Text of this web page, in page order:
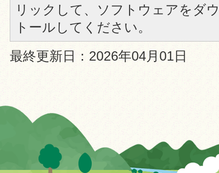
リックして、ソフトウェアをダ
トールしてください。
最終更新日：2026年04月01日